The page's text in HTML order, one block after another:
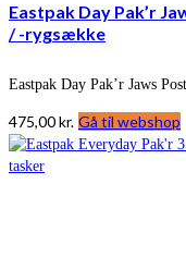
Eastpak Day Pak’r
/ -rygsække
Eastpak Day Pak’r Jaws
475,00kr. Gå til webshop